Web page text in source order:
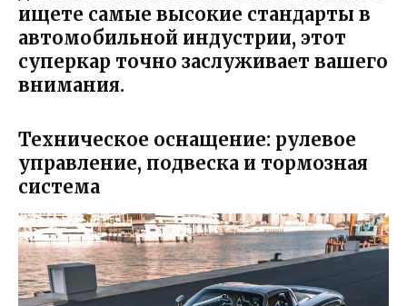
ищете самые высокие стандарты в
автомобильной индустрии, этот
суперкар точно заслуживает вашего
внимания.
Техническое оснащение: рулевое
управление, подвеска и тормозная
система